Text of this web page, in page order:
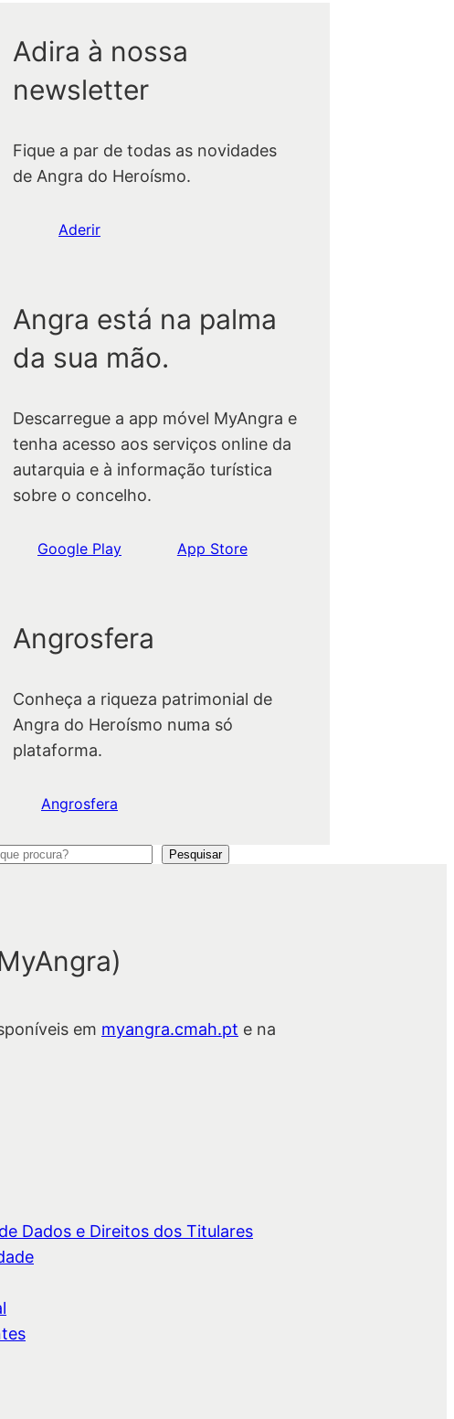
Adira à nossa
newsletter
Fique a par de todas as novidades
de Angra do Heroísmo.
Aderir
Angra está na palma
da sua mão.
Descarregue a app móvel MyAngra e
tenha acesso aos serviços online da
autarquia e à informação turística
sobre o concelho.
Google Play App Store
Angrosfera
Conheça a riqueza patrimonial de
Angra do Heroísmo numa só
plataforma.
Angrosfera
Pesquisar
em myangra.cmah.pt e na
Dados e Direitos dos Titulares